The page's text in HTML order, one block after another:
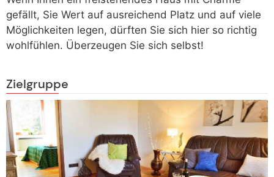
gefällt, Sie Wert auf ausreichend Platz und auf viele
Möglichkeiten legen, dürften Sie sich hier so richtig
wohlfühlen. Überzeugen Sie sich selbst!
Zielgruppe